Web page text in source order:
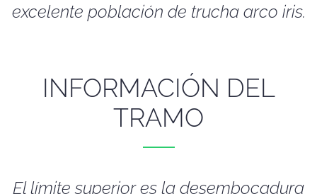
excelente población de trucha arco iris.
INFORMACIÓN DEL
TRAMO
El límite superior es la desembocadura